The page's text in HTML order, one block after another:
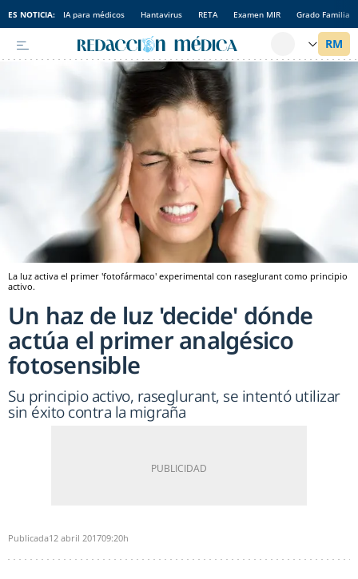
ES NOTICIA: IA para médicos Hantavirus RETA Examen MIR Grado Familia
La luz activa el primer 'fotofármaco' experimental con raseglurant como principio
activo.
Un haz de luz 'decide' dónde
actúa el primer analgésico
fotosensible
Su principio activo, raseglurant, se intentó utilizar
sin éxito contra la migraña
Publicada12 abril 201709:20h